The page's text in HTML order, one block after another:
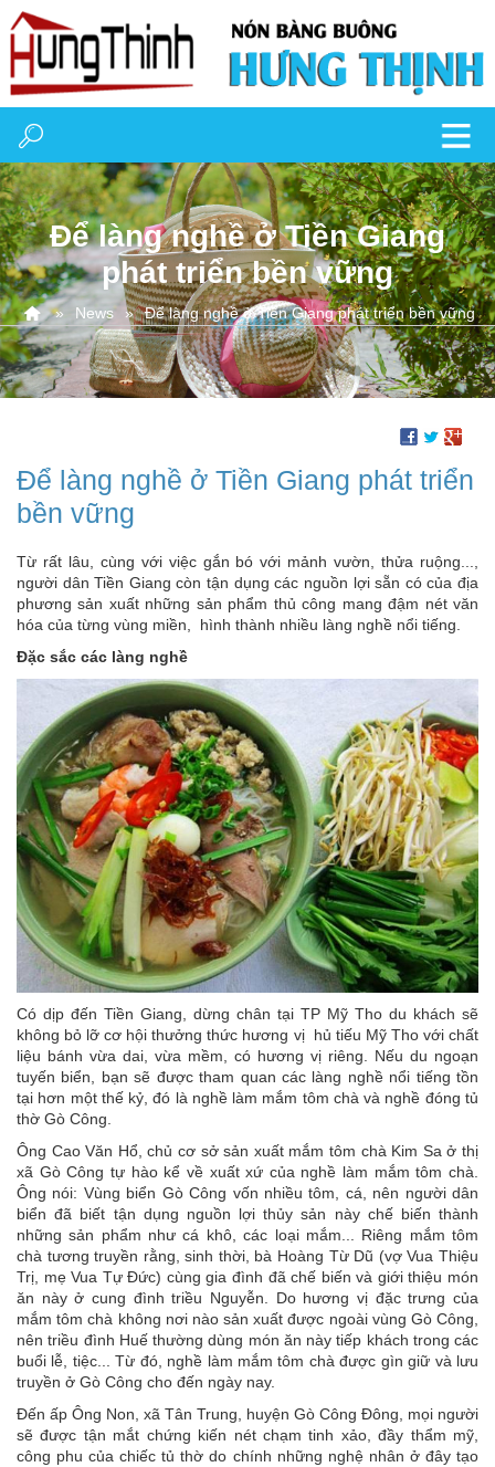
Ðể làng nghề ở Tiền Giang
phát triển bền vững
News Ðể làng nghề ở Tiền Giang phát triển bền vững
Ðể làng nghề ở Tiền Giang phát triển
bền vững
Từ rất lâu, cùng với việc gắn bó với mảnh vườn, thửa ruộng...,
người dân Tiền Giang còn tận dụng các nguồn lợi sẵn có của địa
phương sản xuất những sản phẩm thủ công mang đậm nét văn
hóa của từng vùng miền, hình thành nhiều làng nghề nổi tiếng.
Ðặc sắc các làng nghề
Có dịp đến Tiền Giang, dừng chân tại TP Mỹ Tho du khách sẽ
không bỏ lỡ cơ hội thưởng thức hương vị hủ tiếu Mỹ Tho với chất
liệu bánh vừa dai, vừa mềm, có hương vị riêng. Nếu du ngoạn
tuyến biển, bạn sẽ được tham quan các làng nghề nổi tiếng tồn
tại hơn một thế kỷ, đó là nghề làm mắm tôm chà và nghề đóng tủ
thờ Gò Công.
Ông Cao Văn Hổ, chủ cơ sở sản xuất mắm tôm chà Kim Sa ở thị
xã Gò Công tự hào kể về xuất xứ của nghề làm mắm tôm chà.
Ông nói: Vùng biển Gò Công vốn nhiều tôm, cá, nên người dân
biển đã biết tận dụng nguồn lợi thủy sản này chế biến thành
những sản phẩm như cá khô, các loại mắm... Riêng mắm tôm
chà tương truyền rằng, sinh thời, bà Hoàng Từ Dũ (vợ Vua Thiệu
Trị, mẹ Vua Tự Ðức) cùng gia đình đã chế biến và giới thiệu món
ăn này ở cung đình triều Nguyễn. Do hương vị đặc trưng của
mắm tôm chà không nơi nào sản xuất được ngoài vùng Gò Công,
nên triều đình Huế thường dùng món ăn này tiếp khách trong các
buổi lễ, tiệc... Từ đó, nghề làm mắm tôm chà được gìn giữ và lưu
truyền ở Gò Công cho đến ngày nay.
Ðến ấp Ông Non, xã Tân Trung, huyện Gò Công Ðông, mọi người
sẽ được tận mắt chứng kiến nét chạm tinh xảo, đầy thẩm mỹ,
công phu của chiếc tủ thờ do chính những nghệ nhân ở đây tạo